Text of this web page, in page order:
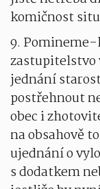
komičnost
9.
zastupitelstvo
jednání
postřehnout
obec i
na obsahově
ujednání o
s dodatkem